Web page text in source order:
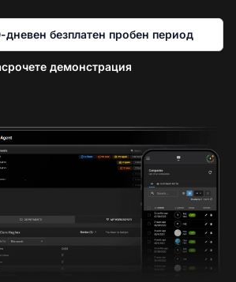
дневен безплатен пробен период
демонстрация